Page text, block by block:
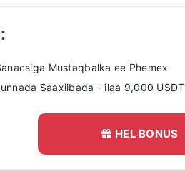
Mustaqbalka ee Phemex
Saaxiibada - ilaa 9,000 USDT
HEL BONUS